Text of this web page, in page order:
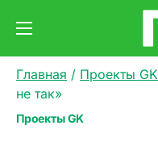
Главная / Проекты GK
не так»
Проекты GK